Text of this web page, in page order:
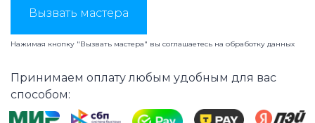
Вызвать мастера
Нажимая кнопку "Вызвать мастера" вы соглашаетесь на обработку данных
Принимаем оплату любым удобным для вас
способом: